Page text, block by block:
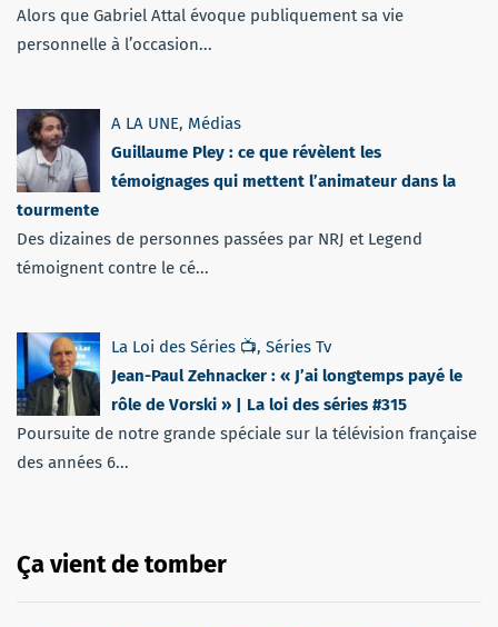
Alors que Gabriel Attal évoque publiquement sa vie
personnelle à l’occasion...
A LA UNE, Médias
Guillaume Pley : ce que révèlent les
témoignages qui mettent l’animateur dans la
tourmente
Des dizaines de personnes passées par NRJ et Legend
témoignent contre le cé...
La Loi des Séries 📺, Séries Tv
Jean-Paul Zehnacker : « J’ai longtemps payé le
rôle de Vorski » | La loi des séries #315
Poursuite de notre grande spéciale sur la télévision française
des années 6...
Ça vient de tomber